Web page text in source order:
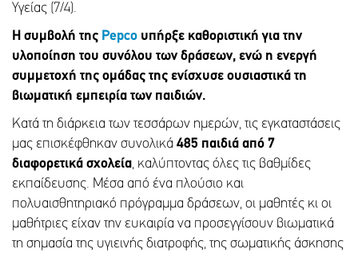
Υγείας (7/4).
Η συμβολή της Pepco υπήρξε καθοριστική για την
υλοποίηση του συνόλου των δράσεων, ενώ η ενεργή
συμμετοχή της ομάδας της ενίσχυσε ουσιαστικά τη
βιωματική εμπειρία των παιδιών.
Κατά τη διάρκεια των τεσσάρων ημερών, τις εγκαταστάσεις
μας επισκέφθηκαν συνολικά 485 παιδιά από 7
διαφορετικά σχολεία, καλύπτοντας όλες τις βαθμίδες
εκπαίδευσης. Μέσα από ένα πλούσιο και
πολυαισθητηριακό πρόγραμμα δράσεων, οι μαθητές κι οι
μαθήτριες είχαν την ευκαιρία να προσεγγίσουν βιωματικά
τη σημασία της υγιεινής διατροφής, της σωματικής άσκησης